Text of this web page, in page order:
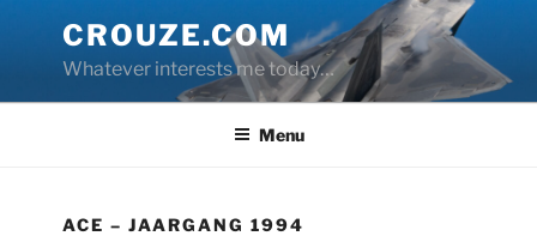
content
CROUZE.COM
Whatever interests me today…
Menu
ACE – JAARGANG 1994